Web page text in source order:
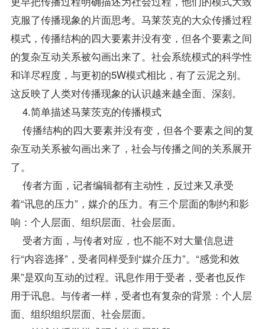
克服了传播现象的片面思考。马莱茨克的大众传播过程
模式，传播结构的四大要素并没有变，但各个要素之间
的复杂互动关系被勾画出来了。社会系统模式的科学性
和详尽程度，与更初的5W模式相比，有了云泥之别。
这反映了人类对传播现象的认识越来越全面、深刻。
4.简单描述马莱茨克的传播模式
传播结构的四大要素并没有变，但各个要素之间的复
杂互动关系被勾画出来了，社会与传播之间的关系展开
了。
传者方面，记者编辑都有主动性，反过来又承受
着“讯息的压力”，媒介的压力。有三个层面的制约和影
响：个人层面、组织层面、社会层面。
受者方面，与传者对应，也不能不对大量信息进
行“内容选择”，受者同样受到“媒介压力”。“感觉和效
果”是双向互动的过程。讯息作用于受者，受者也反作
用于讯息。与传者一样，受者也有复杂的背景：个人层
面、组织组织层面、社会层面。